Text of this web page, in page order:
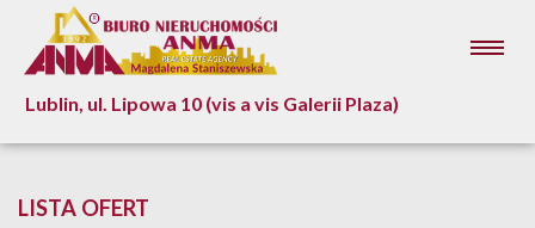
Lublin, ul. Lipowa 10 (vis a vis Galerii Plaza)
LISTA OFERT